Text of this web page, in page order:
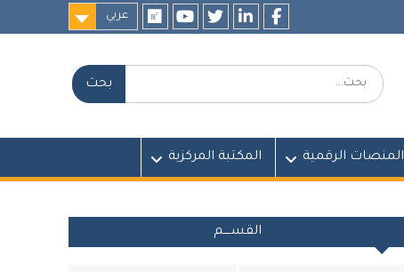
عربي
بحث:
المنصات الرقمية المكتبة المركزية
القســــم